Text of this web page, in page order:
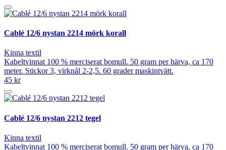
Cablé 12/6 nystan 2214 mörk korall
Kinna textil
Kabeltvinnat 100 % merciserat bomull. 50 gram per härva, ca 170
meter. Stickor 3, virknål 2-2,5. 60 grader maskintvätt.
45 kr
Cablé 12/6 nystan 2212 tegel
Kinna textil
Kabeltvinnat 100 % merciserat bomull. 50 gram per härva, ca 170